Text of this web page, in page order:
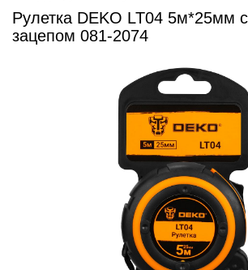
Рулетка DEKO LT04 5м*25мм
зацепом 081-2074